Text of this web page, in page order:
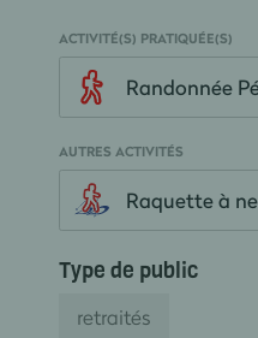
ACTIVITÉ(S) PRATIQUÉE(S)
Randonnée
AUTRES ACTIVITÉS
Raquette à
Type de public
retraités